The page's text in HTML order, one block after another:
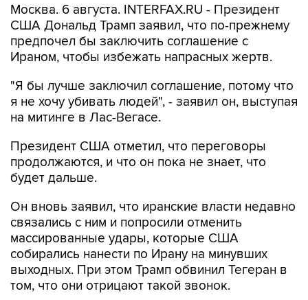
Москва. 6 августа. INTERFAX.RU - Президент
США Дональд Трамп заявил, что по-прежнему
предпочел бы заключить соглашение с
Ираном, чтобы избежать напрасных жертв.
"Я бы лучше заключил соглашение, потому что
я не хочу убивать людей", - заявил он, выступая
на митинге в Лас-Вегасе.
Президент США отметил, что переговоры
продолжаются, и что он пока не знает, что
будет дальше.
Он вновь заявил, что иранские власти недавно
связались с ним и попросили отменить
массированные удары, которые США
собирались нанести по Ирану на минувших
выходных. При этом Трамп обвинил Тегеран в
том, что они отрицают такой звонок.